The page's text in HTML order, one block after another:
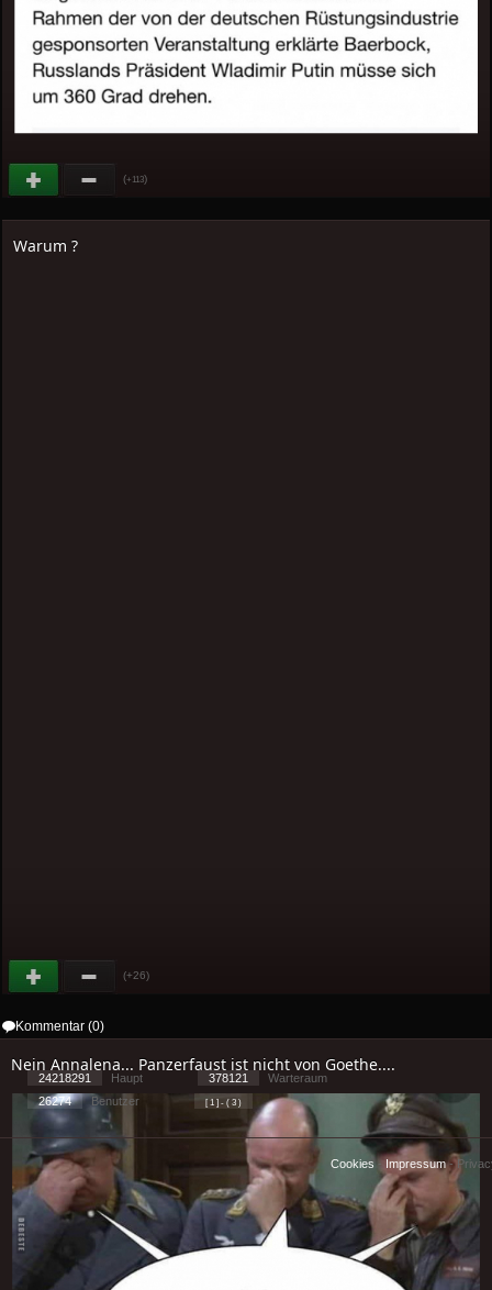
(+113)
Warum ?
(+26)
Kommentar (0)
Nein Annalena... Panzerfaust ist nicht von Goethe....
24218291 Haupt 378121
Warteraum
26274
Benutzer [ 1 ] - ( 3 )
Cookies- Impressum-